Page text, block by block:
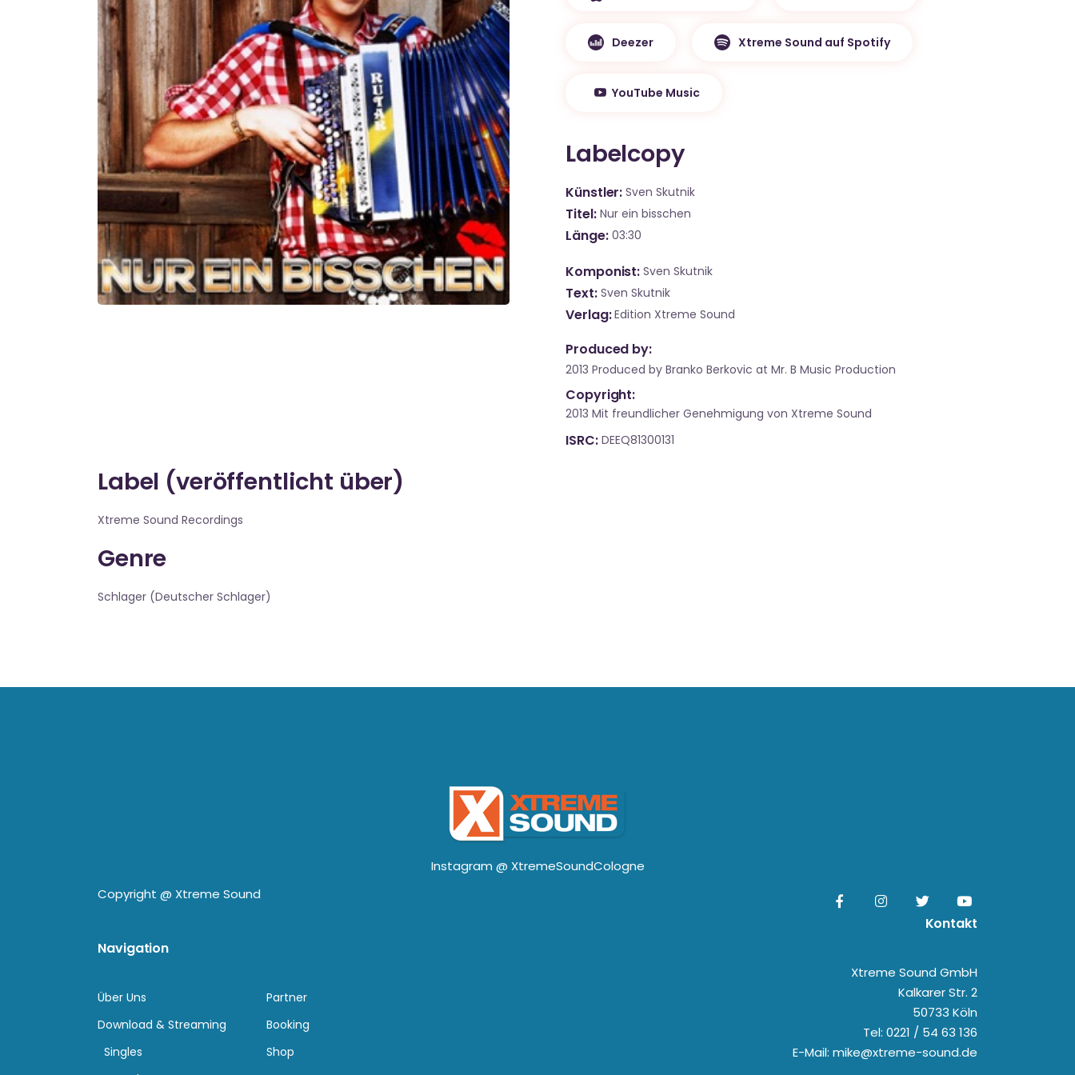
Deezer Xtreme Sound auf Spotify
YouTube Music
Labelcopy
Künstler Sven Skutnik
Titel Nur ein bisschen
Länge 03:30
Komponist Sven Skutnik
Text Sven Skutnik
Verlag Edition Xtreme Sound
Produced by:
2013 Produced by Branko Berkovic at Mr. B Music Production
Copyright:
2013 Mit freundlicher Genehmigung von Xtreme Sound
ISRC DEEQ81300131
Label (veröffentlicht über)
Xtreme Sound Recordings
Genre
Schlager (Deutscher Schlager)
Instagram @ XtremeSoundCologne
Copyright @ Xtreme Sound
Navigation
Über Uns
Download & Streaming
Singles
Partner
Booking
Shop
Kontakt
Xtreme Sound GmbH
Kalkarer Str. 2
50733 Köln
Tel: 0221 / 54 63 136
E-Mail: mike@xtreme-sound.de